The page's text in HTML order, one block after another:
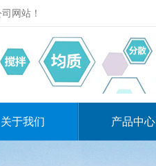
网站！
关于我们 产品中心